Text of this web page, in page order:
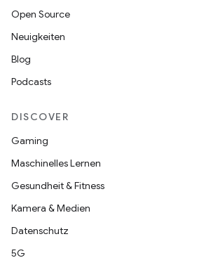
Open Source
Neuigkeiten
Blog
Podcasts
DISCOVER
Gaming
Maschinelles Lernen
Gesundheit & Fitness
Kamera & Medien
Datenschutz
5G